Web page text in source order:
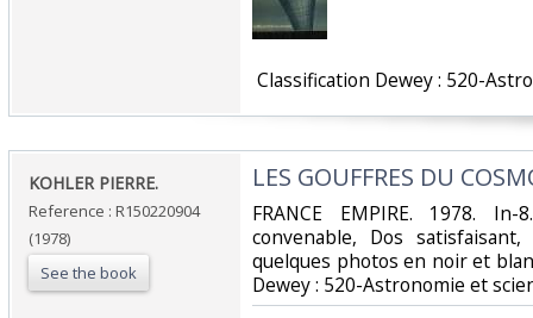
Classification Dewey : 520-
‎KOHLER PIERRE.‎
Reference : R150220904
(1978)
See the book
‎LES GOUFFRES DU
‎FRANCE EMPIRE. 1978.
convenable, Dos
quelques photos en noir et
Dewey : 520-Astronomie et